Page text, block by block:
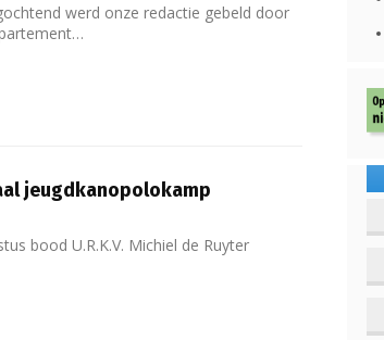
werd onze redactie gebeld door
jeugdkanopolokamp
bood U.R.K.V. Michiel de Ruyter